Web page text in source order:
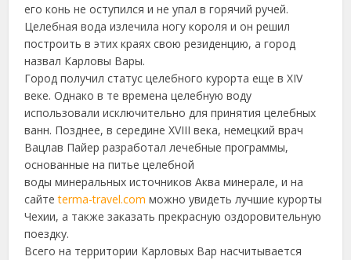
его конь не оступился и не упал в горячий ручей.
Целебная вода излечила ногу короля и он решил
построить в этих краях свою резиденцию, а город
назвал Карловы Вары.
Город получил статус целебного курорта еще в XIV
веке. Однако в те времена целебную воду
использовали исключительно для принятия целебных
ванн. Позднее, в середине XVIII века, немецкий врач
Вацлав Пайер разработал лечебные программы,
основанные на питье целебной
воды минеральных источников Аква минерале, и на
сайтеterma-travel.com можно увидеть лучшие курорты
Чехии, а также заказать прекрасную оздоровительную
поездку.
Всего на территории Карловых Вар насчитывается